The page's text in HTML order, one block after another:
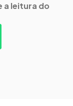
a leitura do